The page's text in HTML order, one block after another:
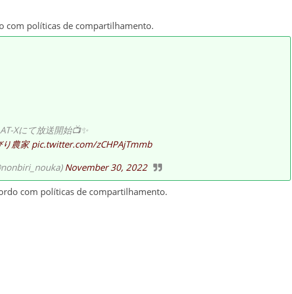
com políticas de compartilhamento.
Xにて放送開始📺✨
農家 pic.twitter.com/zCHPAjTmmb
November 30, 2022
com políticas de compartilhamento.